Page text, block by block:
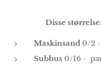
Disse
Maskinsand 0/2
Subbus 0/16 -